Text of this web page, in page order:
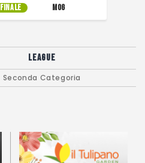
FINALE MOG
League
Seconda Categoria